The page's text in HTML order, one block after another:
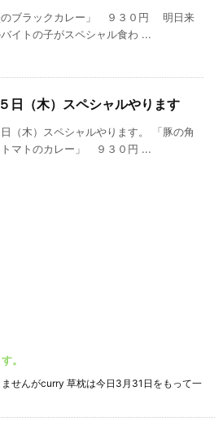
のブラックカレー」 ９３０円 明日来
イトの子がスペシャル食わ ...
日（木）スペシャルやります
（木）スペシャルやります。 「豚の角
マトのカレー」 ９３０円 ...
。
せんがcurry 草枕は今日3月31日をもって一